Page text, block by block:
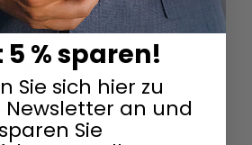
Herren
Damen
Damen
Herren
& Edelsteine
Damen
Herren
% sparen!
Sie sich hier zu
an und
sparen Sie